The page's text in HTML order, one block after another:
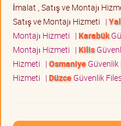
İmalat , Satış ve Montajı
Satış ve Montajı Hizmeti |
Montajı Hizmeti | Karabük
Montajı Hizmeti | Kilis
Hizmeti | OsmaniyeGüvenlik
Hizmeti | DüzceGüvenlik